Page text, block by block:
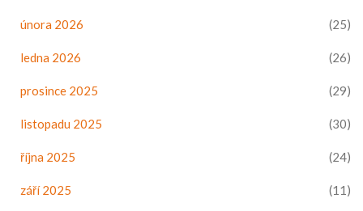
února 2026 (25)
ledna 2026 (26)
prosince 2025 (29)
listopadu 2025 (30)
října 2025 (24)
září 2025 (11)